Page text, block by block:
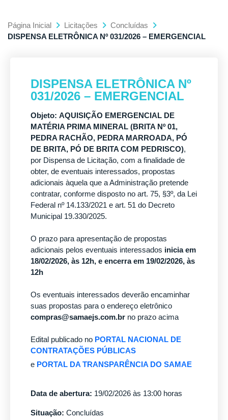
Página Inicial Licitações
Concluídas
DISPENSA ELETRÔNICA Nº 031/2026 – EMERGENCIAL
DISPENSA ELETRÔNICA Nº
031/2026 – EMERGENCIAL
Objeto: AQUISIÇÃO EMERGENCIAL DE
MATÉRIA PRIMA MINERAL (BRITA Nº 01,
PEDRA RACHÃO, PEDRA MARROADA, PÓ
DE BRITA, PÓ DE BRITA COM PEDRISCO),
por Dispensa de Licitação, com a finalidade de
obter, de eventuais interessados, propostas
adicionais àquela que a Administração pretende
contratar, conforme disposto no art. 75, §3º, da Lei
Federal nº 14.133/2021 e art. 51 do Decreto
Municipal 19.330/2025.
O prazo para apresentação de propostas
adicionais pelos eventuais interessados inicia em
18/02/2026, às 12h, e encerra em 19/02/2026, às
12h
Os eventuais interessados deverão encaminhar
suas propostas para o endereço eletrônico
compras@samaejs.com.br no prazo acima
Edital publicado no PORTAL NACIONAL DE
CONTRATAÇÕES PÚBLICAS
e PORTAL DA TRANSPARÊNCIA DO SAMAE
Data de abertura: 19/02/2026 às 13:00 horas
Situação: Concluídas